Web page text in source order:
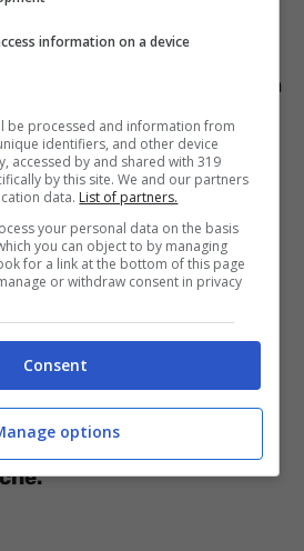
resta un obiettivo
aspettare
che avverrà con Quota
sulle nuove soluzioni
aperto nel centrodestra.
dellariforma strutturale
su due aspetti, uno
e alla collocazione
già ricca di impegni
collegato invece alla
strutturale in termini
information on a device
be processed and information from
identifiers, and other device
accessed by and shared with 319
by this site. We and our partners
data. List of partners.
your personal data on the basis
you can object to by managing
for a link at the bottom of this page
or withdraw consent in privacy
Consent
options